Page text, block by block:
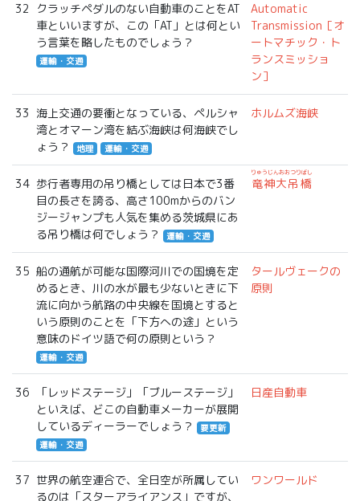
32
クラッチペダルのない自動車のことをAT
車といいますが、この「AT」とは何とい
う言葉を略したものでしょう？
運輸・交通
Automatic
Transmission［オ
ートマチック・ト
ランスミッショ
ン］
33 海上交通の要衝となっている、ペルシャ
湾とオマーン湾を結ぶ海峡は何海峡でし
ょう？
地理 運輸・交通
ホルムズ海峡
34 歩行者専用の吊り橋としては日本で3番
目の長さを誇る、高さ100mからのバン
ジージャンプも人気を集める茨城県にあ
る吊り橋は何でしょう？
運輸・交通
竜神大吊橋
りゅうじんおおつりばし
35 船の通航が可能な国際河川での国境を定
めるとき、川の水が最も少ないときに下
流に向かう航路の中央線を国境とすると
いう原則のことを「下方への途」という
意味のドイツ語で何の原則という？
運輸・交通
タールヴェークの
原則
36
「レッドステージ」「ブルーステージ」
といえば、どこの自動車メーカーが展開
しているディーラーでしょう？
要更新
運輸・交通
日産自動車
37 世界の航空連合で、全日空が所属してい
るのは「スターアライアンス」ですが、
ワンワールド